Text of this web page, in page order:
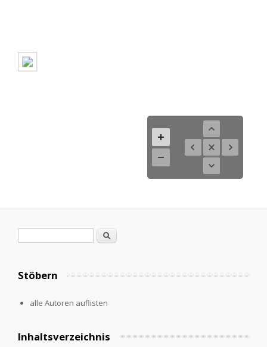
Search
Stöbern
alle Autoren auflisten
Inhaltsverzeichnis